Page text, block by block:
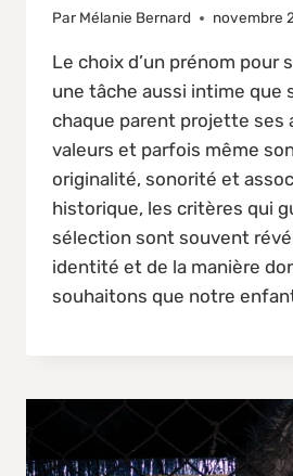
Par Mélanie Bernard novembre
Le choix d’un prénom pour
une tâche aussi intime que
chaque parent projette ses
valeurs et parfois même
originalité, sonorité et
historique, les critères qui
sélection sont souvent
identité et de la manière
souhaitons que notre